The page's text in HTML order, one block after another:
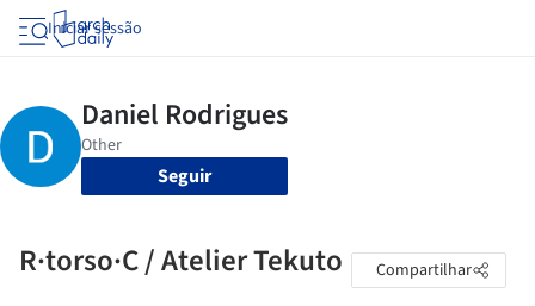
Iniciar sessão
Seguir
R·torso·C / Atelier Tekuto Compartilhar